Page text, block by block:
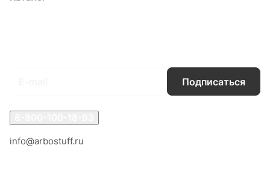
Подписаться
info@arbostuff.ru